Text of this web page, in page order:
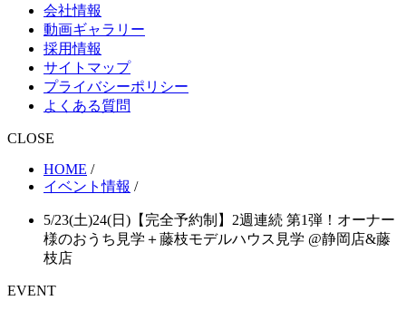
会社情報
動画ギャラリー
採用情報
サイトマップ
プライバシーポリシー
よくある質問
CLOSE
HOME /
イベント情報 /
5/23(土)24(日)【完全予約制】2週連続 第1弾！オーナー
様のおうち見学＋藤枝モデルハウス見学 @静岡店&藤
枝店
EVENT